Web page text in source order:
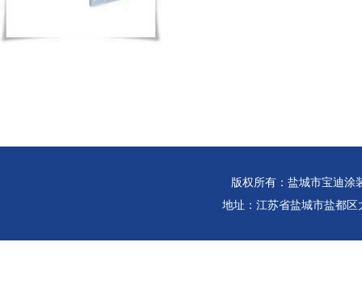
版权所有：盐城市宝迪涂
地址：江苏省盐城市盐都